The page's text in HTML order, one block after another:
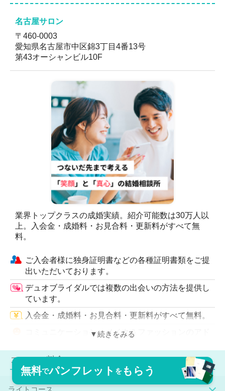
無料お見合い体験のご案内
初めての方にも安心してご参加いただける、
婚活を始めてみたいけれど少し不安…という方に、実際
のお見合いの雰囲気を気軽に体験していただける内容で
【こんな方におすすめ】
・婚活に興味はあるけれど、まずは気軽に試してみたい
・お見合いの流れや雰囲気を実際に体験してみたい方
・無理のないペースで、自然な出会いを楽しみたい方
【体験のポイント】
・参加費は一切無料
・経験豊富なカウンセラーが丁寧にサポート
・リラックスした雰囲気の中で、複数の方と出会えるチ
初めての一歩を踏み出すのにぴったりの体験です。
どうぞお気軽にご参加ください。新しいご縁が、ここか
対応地域
東京、神奈川、埼玉、千葉、愛知
名古屋サロン
〒460-0003
愛知県名古屋市中区錦3丁目4番13号
第43オーシャンビル10F
業界トップクラスの成婚実績。紹介可能数は30万人以
上。入会金・成婚料・お見合料・更新料がすべて無
料。
ご入会者様に独身証明書などの各種証明書類をご提
出いただいております。
デュオブライダルでは複数の出会いの方法を提供し
ています。
入会金・成婚料・お見合料・更新料がすべて無料。
コミュニケーション、メイク＆ファッションのアド
お見合い会を173回開催（2025年実績）
成婚パーティーを華やかに彩る、ヘアメイクや着
付、写真・動画撮影、ケーキを提供。
コース・料金
ライトコース
無料でパンフレット を もらう